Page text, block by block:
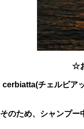
☆
cerbiatta(チェルビア
そのため、シャンプー